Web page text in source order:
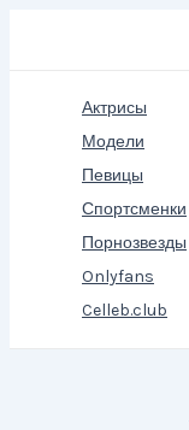
Актрисы
Модели
Певицы
Спортсменки
Порнозвезды
Onlyfans
Celleb.club